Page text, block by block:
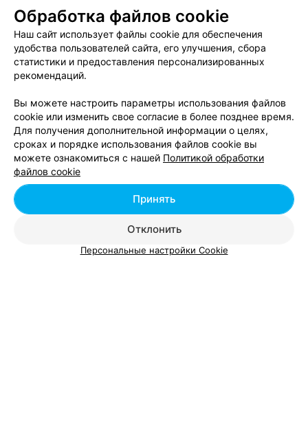
Химический пилинг лица - цена в
Бресте
Двухфазный пилинг Биорепил от 72 руб.
Добавить компанию
Добавить специалиста
Обработка файлов cookie
Наш сайт использует файлы cookie для обеспечения
удобства пользователей сайта, его улучшения, сбора
статистики и предоставления персонализированных
рекомендаций.
Вы можете настроить параметры использования файлов
cookie или изменить свое согласие в более позднее время.
Для получения дополнительной информации о целях,
сроках и порядке использования файлов cookie вы
можете ознакомиться с нашей Политикой обработки
файлов cookie
Отклонить
Принять
Персональные настройки Cookie